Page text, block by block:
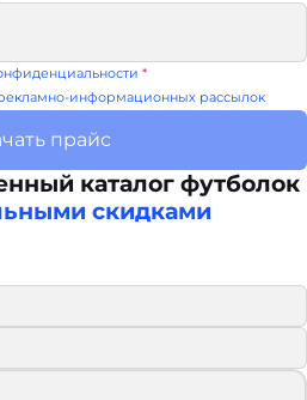
*
информационных рассылок
прайс
каталог футболок
скидками